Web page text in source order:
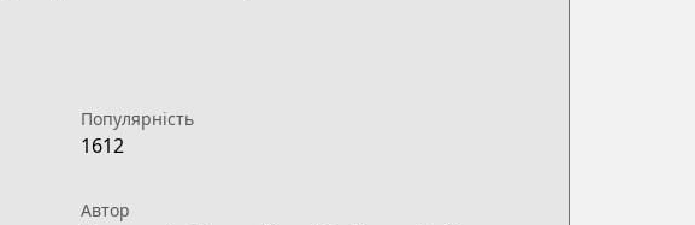
Популярність
1612
Автор